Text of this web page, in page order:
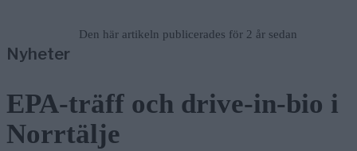
Den här artikeln publicerades för 2 år sedan
Nyheter
EPA-träff och drive-in-bio i
Norrtälje